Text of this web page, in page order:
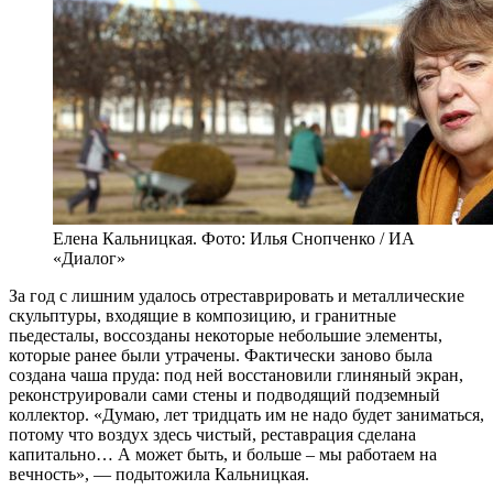
Елена Кальницкая. Фото: Илья Снопченко / ИА
«Диалог»
За год с лишним удалось отреставрировать и металлические
скульптуры, входящие в композицию, и гранитные
пьедесталы, воссозданы некоторые небольшие элементы,
которые ранее были утрачены. Фактически заново была
создана чаша пруда: под ней восстановили глиняный экран,
реконструировали сами стены и подводящий подземный
коллектор. «Думаю, лет тридцать им не надо будет заниматься,
потому что воздух здесь чистый, реставрация сделана
капитально… А может быть, и больше – мы работаем на
вечность», — подытожила Кальницкая.